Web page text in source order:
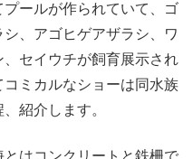
ールが作られていて、ゴ
、アゴヒゲアザラシ、ワ
セイウチが飼育展示され
ミカルなショーは同水族
紹介します。
はコンクリートと鉄柵で